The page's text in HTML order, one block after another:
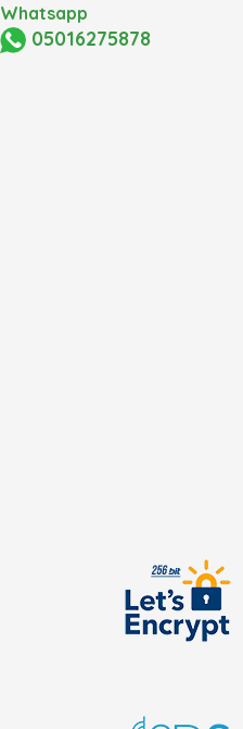
Whatsapp
05016275878